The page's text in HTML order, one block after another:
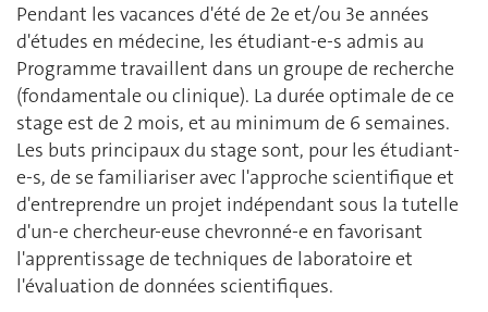
Pendant les vacances d'été de 2e et/ou 3e années
d'études en médecine, les étudiant-e-s admis au
Programme travaillent dans un groupe de recherche
(fondamentale ou clinique). La durée optimale de ce
stage est de 2 mois, et au minimum de 6 semaines.
Les buts principaux du stage sont, pour les étudiant-
e-s, de se familiariser avec l'approche scientifique et
d'entreprendre un projet indépendant sous la tutelle
d'un-e chercheur-euse chevronné-e en favorisant
l'apprentissage de techniques de laboratoire et
l'évaluation de données scientifiques.